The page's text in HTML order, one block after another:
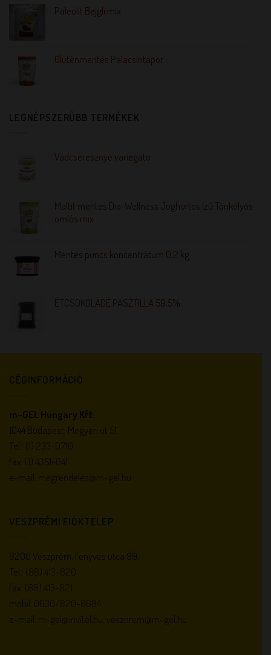
Paleolit Bejgli mix
Gluténmentes Palacsintapor
LEGNÉPSZERŰBB TERMÉKEK
Vadcseresznye variegato
Maltit mentes Dia-Wellness Joghurtos ízű Tönkölyös
omlós mix
Mentes puncs koncentrátum 0,2 kg
ÉTCSOKOLÁDÉ PASZTILLA 59,5%
CÉGINFORMÁCIÓ
m-GEL Hungary Kft.
1044 Budapest, Megyeri út 51.
Tel.:
fax:
e-mail:
VESZPRÉMI FIÓKTELEP
8200 Veszprém, Fenyves utca 99.
Tel.:
fax:
mobil:
e-mail: